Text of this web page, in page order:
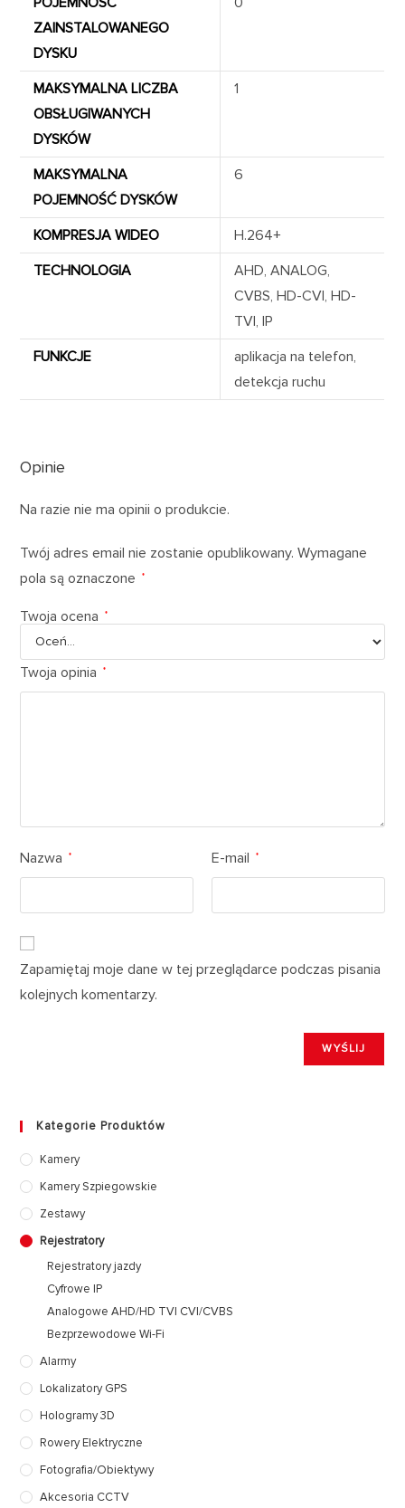
ZAINSTALOWANEGO
DYSKU
MAKSYMALNA LICZBA
OBSŁUGIWANYCH
DYSKÓW
1
MAKSYMALNA
POJEMNOŚĆ DYSKÓW
6
KOMPRESJA WIDEO
H.264+
TECHNOLOGIA
AHD, ANALOG,
CVBS, HD-CVI, HD-
TVI, IP
FUNKCJE
aplikacja na telefon,
detekcja ruchu
Opinie
Na razie nie ma opinii o produkcie.
Twój adres email nie zostanie opublikowany. Wymagane
pola są oznaczone
*
Twoja ocena *
Twoja opinia *
Nazwa * E-mail *
Zapamiętaj moje dane w tej przeglądarce podczas pisania
kolejnych komentarzy.
Kategorie Produktów
Kamery
Kamery Szpiegowskie
Zestawy
Rejestratory
Rejestratory jazdy
Cyfrowe IP
Analogowe AHD/HD TVI CVI/CVBS
Bezprzewodowe Wi-Fi
Alarmy
Lokalizatory GPS
Hologramy 3D
Rowery Elektryczne
Fotografia/Obiektywy
Akcesoria CCTV